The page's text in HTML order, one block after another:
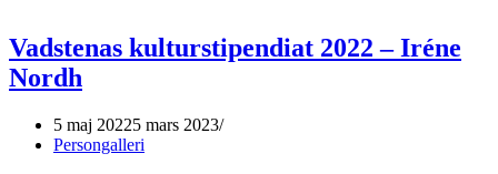
Vadstenas kulturstipendiat 2022 – Iréne
Nordh
5 maj 20225 mars 2023
Persongalleri